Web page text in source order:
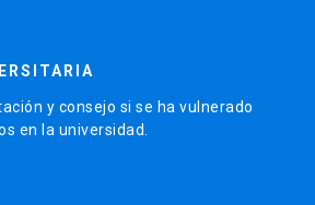
y consejo si se ha vulnerado
en la universidad.